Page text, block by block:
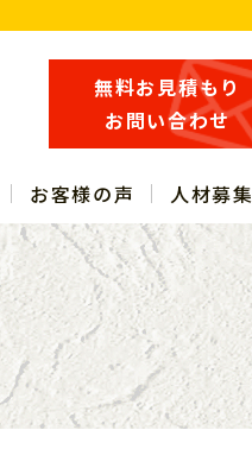
無料お見積もり
お問い合わせ
お客様の声 人材募集